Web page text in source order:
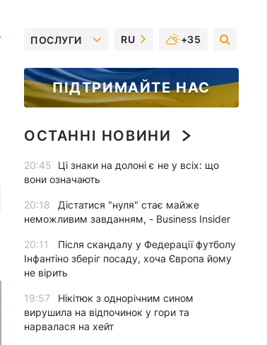
ПОСЛУГИ RU +35
ПІДТРИМАЙТЕ НАС
ОСТАННІ НОВИНИ
20:45
Ці знаки на долоні є не у всіх: що
вони означають
20:18
Дістатися "нуля" стає майже
неможливим завданням, - Business Insider
20:11
Після скандалу у Федерації футболу
Інфантіно зберіг посаду, хоча Європа йому
не вірить
19:57
Нікітюк з однорічним сином
вирушила на відпочинок у гори та
нарвалася на хейт